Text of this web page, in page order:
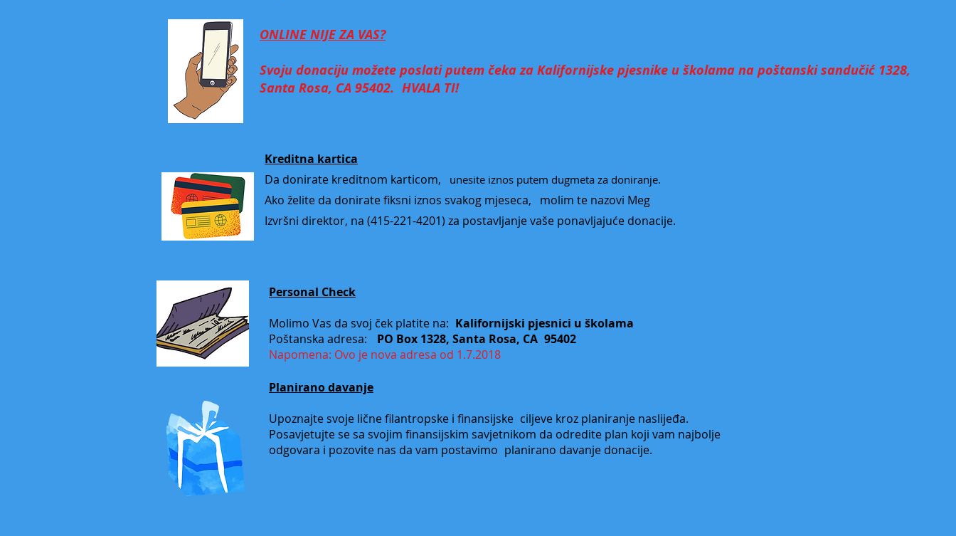
ONLINE NIJE ZA VAS?
Svoju donaciju možete poslati putem čeka za Kalifornijske pjesnike u školama na poštanski sandučić 1328,
Santa Rosa, CA 95402. HVALA TI!
Kreditna kartica
Da donirate kreditnom karticom,
unesite iznos putem dugmeta za doniranje.
Ako želite da donirate fiksni iznos svakog mjeseca,
molim te nazovi Meg
Izvršni direktor, na (415-221-4201) za postavljanje vaše ponavljajuće donacije.
Personal Check
Molimo Vas da svoj ček platite na: Kalifornijski pjesnici u školama
Poštanska adresa:
PO Box 1328, Santa Rosa, CA 95402
Napomena: Ovo je nova adresa od 1.7.2018
Planirano davanje
Upoznajte svoje lične filantropske i finansijske ciljeve kroz planiranje naslijeđa.
Posavjetujte se sa svojim finansijskim savjetnikom da odredite plan koji vam najbolje
odgovara i pozovite nas da vam postavimo planirano davanje donacije.